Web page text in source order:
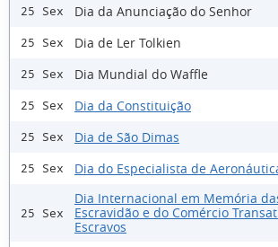
25 Sex Dia da Anunciação do Senhor
25 Sex Dia de Ler Tolkien
25 Sex Dia Mundial do Waffle
25 Sex Dia da Constituição
25 Sex Dia de São Dimas
25 Sex Dia do Especialista de
25 Sex
Dia Internacional em Memória
Escravidão e do Comércio
Escravos